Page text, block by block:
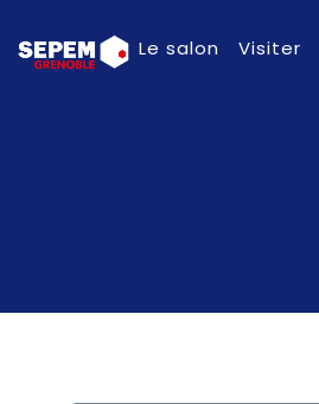
Le salon Visiter